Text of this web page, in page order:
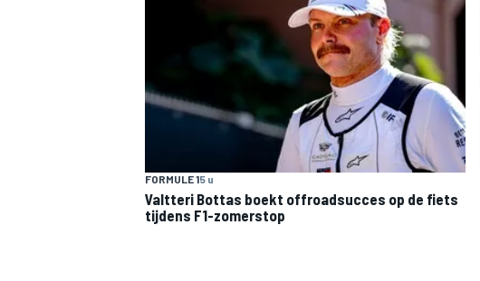
FORMULE 15 u
Valtteri Bottas boekt offroadsucces op de fiets
tijdens F1-zomerstop